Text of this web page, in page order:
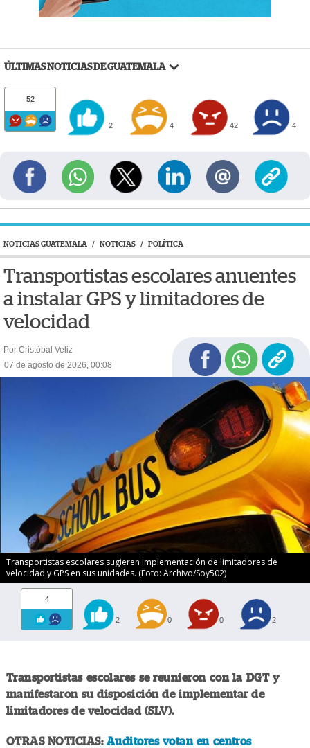
ÚLTIMAS NOTICIAS DE GUATEMALA
52
2 4 42 4
NOTICIAS GUATEMALA / NOTICIAS / POLÍTICA
Transportistas escolares anuentes
a instalar GPS y limitadores de
velocidad
Por Cristóbal Veliz
07 de agosto de 2026, 00:08
Transportistas escolares sugieren implementación de limitadores de
velocidad y GPS en sus unidades. (Foto: Archivo/Soy502)
4
2 0 0 2
Transportistas escolares se reunieron con la DGT y
manifestaron su disposición de implementar de
limitadores de velocidad (SLV).
OTRAS NOTICIAS: Auditores votan en centros